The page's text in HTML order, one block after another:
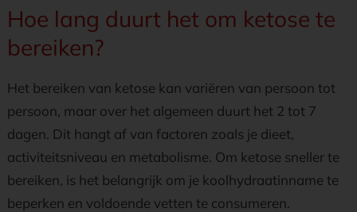
Hoe lang duurt het om ketose te
bereiken?
Het bereiken van ketose kan variëren van persoon tot
persoon, maar over het algemeen duurt het 2 tot 7
dagen. Dit hangt af van factoren zoals je dieet,
activiteitsniveau en metabolisme. Om ketose sneller te
bereiken, is het belangrijk om je koolhydraatinname te
beperken en voldoende vetten te consumeren.